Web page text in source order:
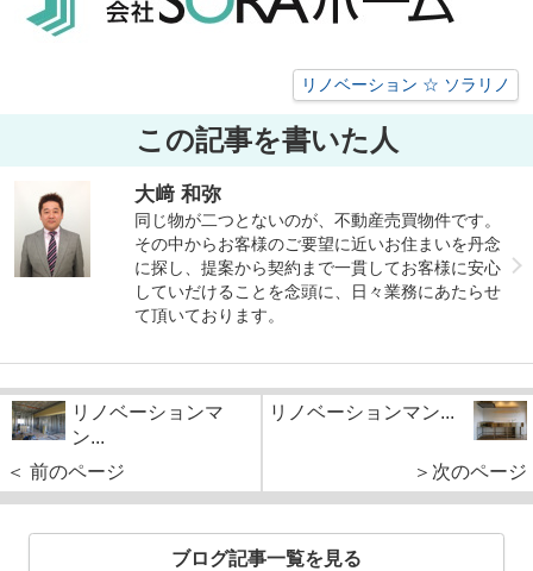
リノベーション ☆ ソラリノ
この記事を書いた人
大﨑 和弥
同じ物が二つとないのが、不動産売買物件です。
その中からお客様のご要望に近いお住まいを丹念
に探し、提案から契約まで一貫してお客様に安心
していだけることを念頭に、日々業務にあたらせ
て頂いております。
リノベーションマ
ン...
＜ 前のページ
リノベーションマン...
＞次のページ
ブログ記事一覧を見る